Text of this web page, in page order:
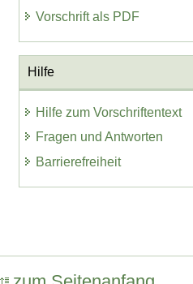
Vorschrift als PDF
Hilfe
Hilfe zum Vorschriftentext
Fragen und Antworten
Barrierefreiheit